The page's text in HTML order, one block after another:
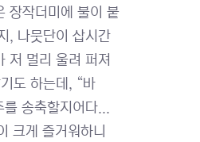
장작더미에 불이 붙
, 나뭇단이 삽시간
저 멀리 울려 퍼져
도 하는데, “바
를 송축할지어다...
크게 즐거워하니